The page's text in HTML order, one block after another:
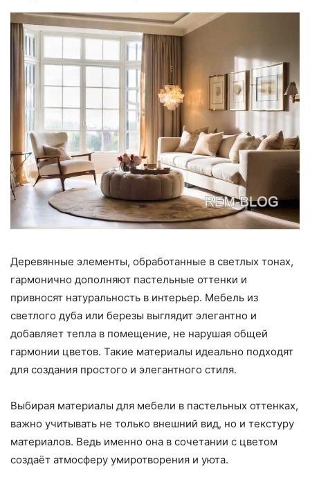
Деревянные элементы, обработанные в светлых тонах,
гармонично дополняют пастельные оттенки и
привносят натуральность в интерьер. Мебель из
светлого дуба или березы выглядит элегантно и
добавляет тепла в помещение, не нарушая общей
гармонии цветов. Такие материалы идеально подходят
для создания простого и элегантного стиля.
Выбирая материалы для мебели в пастельных оттенках,
важно учитывать не только внешний вид, но и текстуру
материалов. Ведь именно она в сочетании с цветом
создаёт атмосферу умиротворения и уюта.